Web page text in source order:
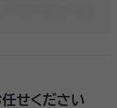
「いきなり専門家に連絡
せください